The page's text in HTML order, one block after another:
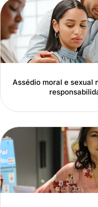
Assédio moral e sexual